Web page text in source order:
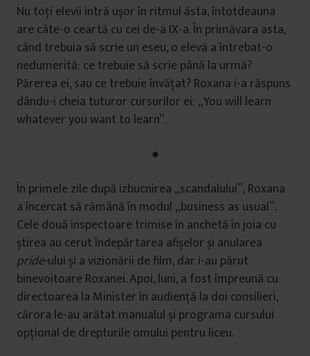
Nu toți elevii intră ușor în ritmul ăsta, întotdeauna
are câte-o ceartă cu cei de-a IX-a. În primăvara asta,
când trebuia să scrie un eseu, o elevă a întrebat-o
nedumerită: ce trebuie să scrie până la urmă?
Părerea ei, sau ce trebuie învățat? Roxana i-a răspuns
dându-i cheia tuturor cursurilor ei: „You will learn
whatever you want to learn”.
●
În primele zile după izbucnirea „scandalului”, Roxana
a încercat să rămână în modul „business as usual”.
Cele două inspectoare trimise în anchetă în joia cu
știrea au cerut îndepărtarea afișelor și anularea
pride-ului și a vizionării de film, dar i-au părut
binevoitoare Roxanei. Apoi, luni, a fost împreună cu
directoarea la Minister în audiență la doi consilieri,
cărora le-au arătat manualul și programa cursului
opțional de drepturile omului pentru liceu.